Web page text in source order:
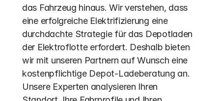
das Fahrzeug hinaus. Wir verstehen, dass
eine erfolgreiche Elektrifizierung eine
durchdachte Strategie für das Depotladen
der Elektroflotte erfordert. Deshalb bieten
wir mit unseren Partnern auf Wunsch eine
kostenpflichtige Depot-Ladeberatung an.
Unsere Experten analysieren Ihren